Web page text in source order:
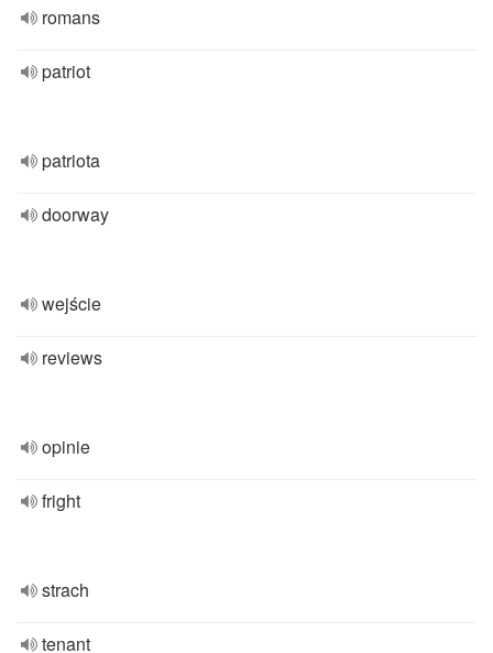
romans
patriot
patriota
doorway
wejście
reviews
opinie
fright
strach
tenant